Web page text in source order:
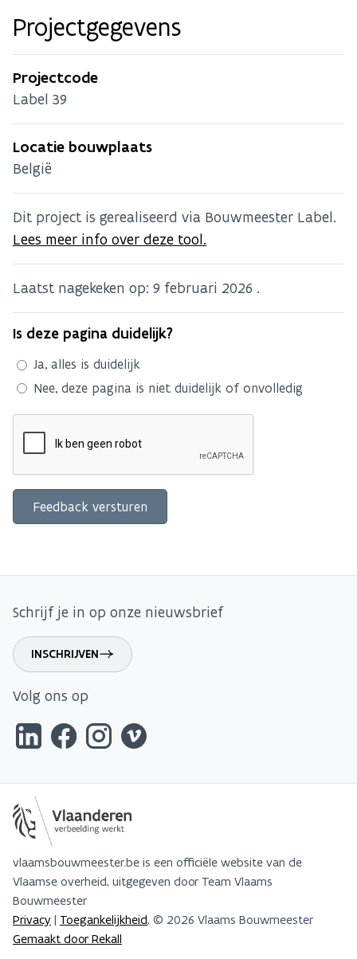
Projectgegevens
Projectcode
Label 39
Locatie bouwplaats
België
Dit project is gerealiseerd via Bouwmeester Label.
Lees meer info over deze tool.
Laatst nagekeken op: 9 februari 2026 .
Is deze pagina duidelijk?
Ja, alles is duidelijk
Nee, deze pagina is niet duidelijk of onvolledig
Schrijf je in op onze nieuwsbrief
INSCHRIJVEN
Volg ons op
vlaamsbouwmeester.be is een officiële website van de
Vlaamse overheid, uitgegeven door Team Vlaams
Bouwmeester
Privacy | Toegankelijkheid, © 2026 Vlaams Bouwmeester
Gemaakt door Rekall